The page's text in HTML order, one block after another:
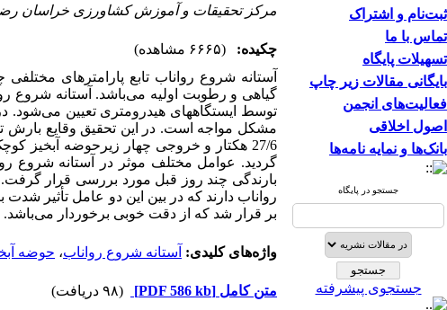
ثبت‌نام و اشتراک
تماس با ما
تسهیلات پایگاه
بایگانی مقالات زیر چاپ
فعالیت‌های انجمن
اصول اخلاقی
بانک‌ها و نمایه نامه‌ها
جستجو در پایگاه
جستجوی پیشرفته
مرکز تحقیقات و آموزش کشاورزی خراسان
چکیده:
(۶۶۶۵ مشاهده)
آستانه شروع رواناب تابع پارامترهای
گیاهی و رطوبت اولیه می‌باشد. آستانه شروع
توسط ایستگاه­های هیدرومتری تعیین می‌شود.
مشکل مواجه است. در این تحقیق وقایع بارش
27/6 هکتار و خروجی چهار زیرحوضه آبخیز
گردید. عوامل مختلف موثر در آستانه شروع
بارندگی چند روز قبل مورد بررسی قرار
رواناب دارند که در بین این دو عامل تأثیر
بر قرار شد که از دقت خوبی برخوردار می‌باشد.
واژه‌های کلیدی: آستانه شروع رواناب، حوضه
متن کامل [PDF 586 kb]
(۹۸ دریافت)